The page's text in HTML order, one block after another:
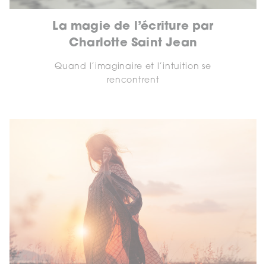
La magie de l’écriture par
Charlotte Saint Jean
Quand l’imaginaire et l’intuition se
rencontrent